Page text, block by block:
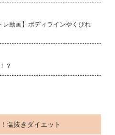
レ動画】ボディラインやくびれ
？
塩抜きダイエット